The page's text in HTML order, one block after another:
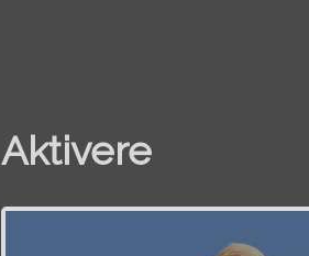
Aktivere